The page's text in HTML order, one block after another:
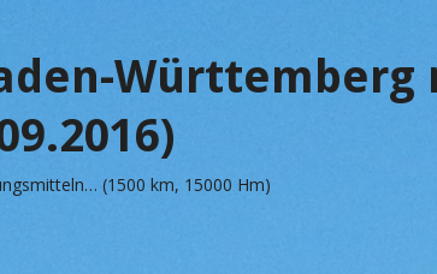
(1500 km, 15000 Hm)